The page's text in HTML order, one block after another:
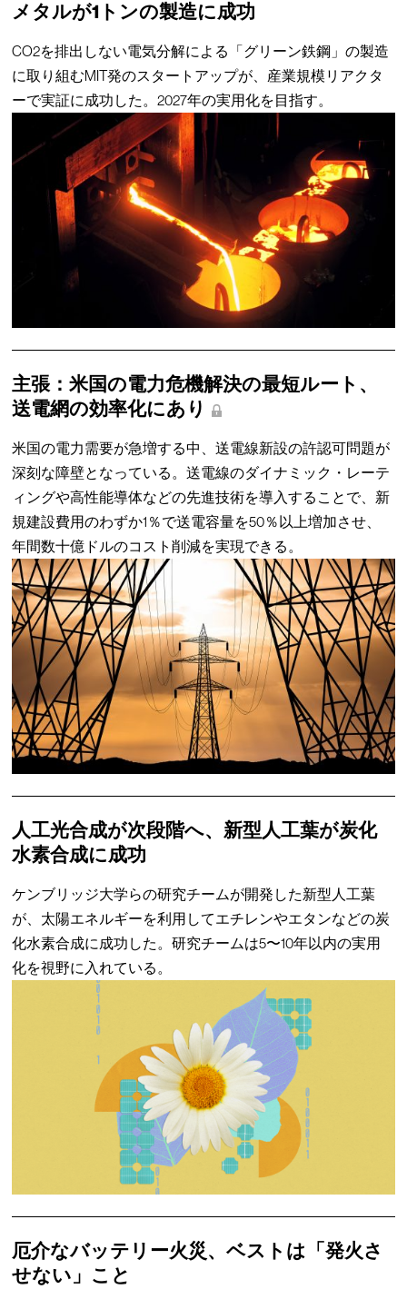
メタルが1トンの製造に成功
CO2を排出しない電気分解による「グリーン鉄鋼」の製造
に取り組むMIT発のスタートアップが、産業規模リアクタ
ーで実証に成功した。2027年の実用化を目指す。
主張：米国の電力危機解決の最短ルート、
送電網の効率化にあり
米国の電力需要が急増する中、送電線新設の許認可問題が
深刻な障壁となっている。送電線のダイナミック・レーテ
ィングや高性能導体などの先進技術を導入することで、新
規建設費用のわずか1％で送電容量を50％以上増加させ、
年間数十億ドルのコスト削減を実現できる。
人工光合成が次段階へ、新型人工葉が炭化
水素合成に成功
ケンブリッジ大学らの研究チームが開発した新型人工葉
が、太陽エネルギーを利用してエチレンやエタンなどの炭
化水素合成に成功した。研究チームは5〜10年以内の実用
化を視野に入れている。
厄介なバッテリー火災、ベストは「発火さ
せない」こと